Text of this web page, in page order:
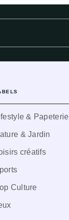
& Papeterie
& Jardin
créatifs
Culture